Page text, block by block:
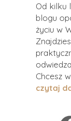
Od kilku
blogu
życiu w
Chcesz
czytaj